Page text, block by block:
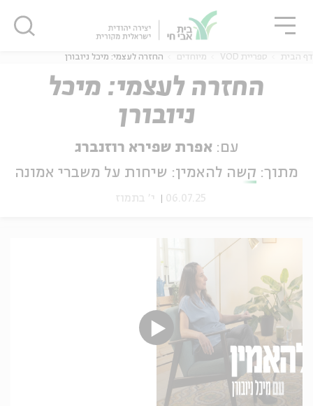
אנגלית
דף הבית ספריית VOD מיוחדים החזרה לעצמי: מיכל ניובורן
החזרה לעצמי: מיכל
ניובורן
עם: אפרת שפירא רוזנברג
מתוך: קשה להאמין: שיחות על משברי אמונה
06.07.25 י' בתמוז
סגור